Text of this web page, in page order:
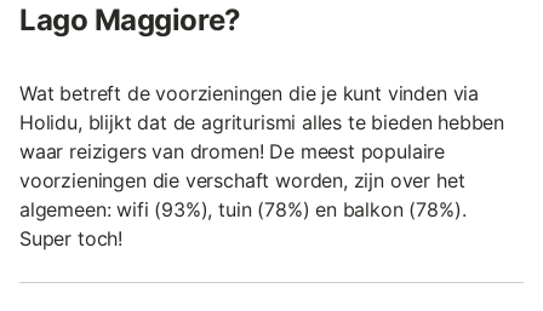
Lago Maggiore?
Wat betreft de voorzieningen die je kunt vinden via
Holidu, blijkt dat de agriturismi alles te bieden hebben
waar reizigers van dromen! De meest populaire
voorzieningen die verschaft worden, zijn over het
algemeen: wifi (93%), tuin (78%) en balkon (78%).
Super toch!